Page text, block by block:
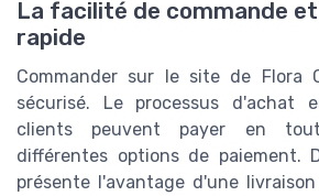
La facilité de commande
rapide
Commander sur le site de Flora
sécurisé. Le processus
clients peuvent payer en
différentes options de paiement.
présente l'avantage d'une